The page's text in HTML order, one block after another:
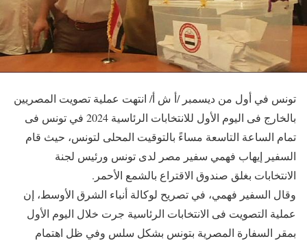
تونس في أول من ديسمبر /أ ش أ/ انتهت عملية تصويت المصريين
بالخارج فى اليوم الأول للانتخابات الرئاسية 2024 في تونس فى
تمام الساعة التاسعة مساءً بالتوقيت المحلى لتونس، حيث قام
السفير إيهاب فهمي سفير مصر لدى تونس ورئيس لجنة
الانتخابات بغلق صندوق الاقتراع بالشمع الأحمر.
وقال السفير فهمي، في تصريح لوكالة أنباء الشرق الأوسط، إن
عملية التصويت فى الانتخابات الرئاسية جرت خلال اليوم الأول
بمقر السفارة المصرية بتونس بشكل سلس وفي ظل اهتمام